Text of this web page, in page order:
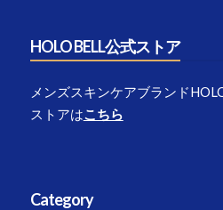
HOLO BELL公式ストア
メンズスキンケアブランド
ストアはこちら
Category